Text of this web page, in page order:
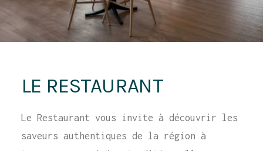
LE RESTAURANT
Le Restaurant vous invite à découvrir les
saveurs authentiques de la région à